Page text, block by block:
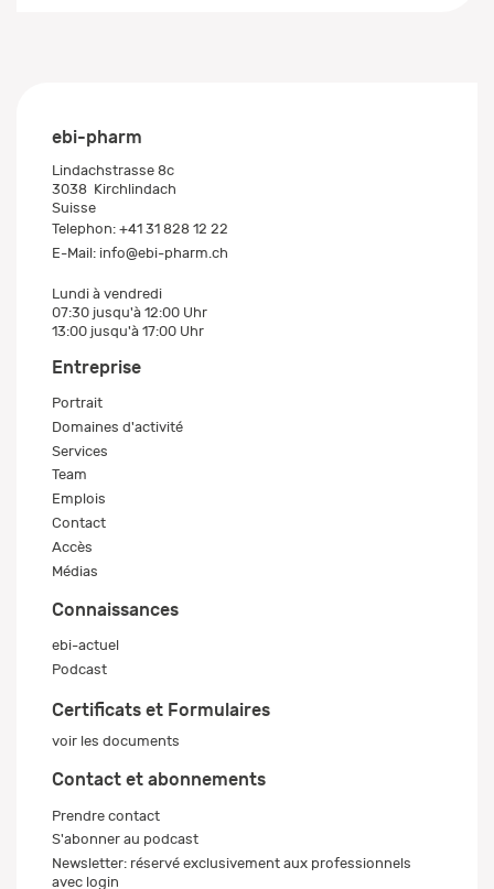
ebi-pharm
Lindachstrasse 8c
3038 Kirchlindach
Suisse
Telephon: +41 31 828 12 22
E-Mail: info@ebi-pharm.ch
Lundi à vendredi
07:30 jusqu'à 12:00 Uhr
13:00 jusqu'à 17:00 Uhr
Entreprise
Portrait
Domaines d'activité
Services
Team
Emplois
Contact
Accès
Médias
Connaissances
ebi-actuel
Podcast
Certificats et Formulaires
voir les documents
Contact et abonnements
Prendre contact
S'abonner au podcast
Newsletter: réservé exclusivement aux professionnels
avec login